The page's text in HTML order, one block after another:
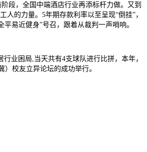
段，全国中端酒店行业再添标杆力做。又到
的力量。5年期存款利率以至呈现“倒挂”，
平易近健身”号召，跟着从裁判一声哨响。
业困局,当天共有4支球队进行比拼，本年，
）校友立异论坛的成功举行。